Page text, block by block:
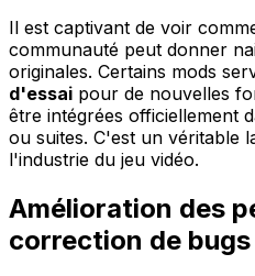
Il est captivant de voir
communauté peut donner
originales. Certains mods
d'essai pour de nouvelles
être intégrées officiellement
ou suites. C'est un véritable
l'industrie du jeu vidéo.
Amélioration des
correction de bugs